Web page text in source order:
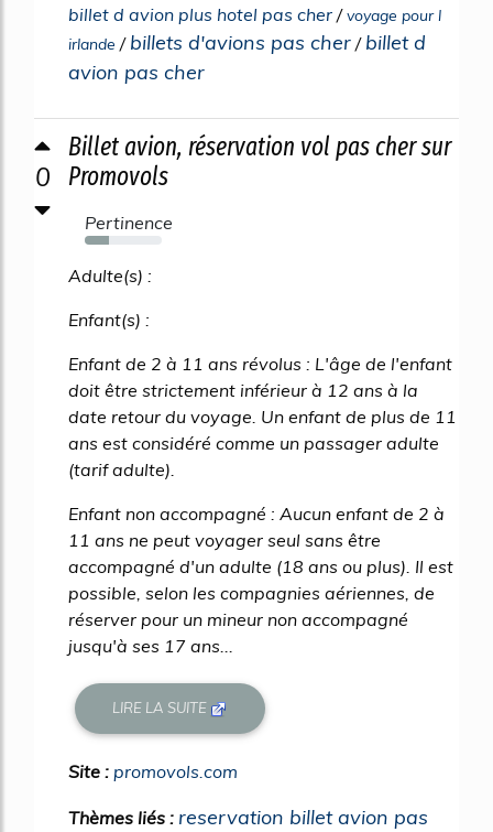
billet d avion plus hotel pas cher /voyage pour l
irlande / billets d'avions pas cher / billet d
avion pas cher
0
Billet avion, réservation vol pas cher sur
Promovols
Pertinence
32%
Adulte(s) :
Enfant(s) :
Enfant de 2 à 11 ans révolus : L'âge de l'enfant
doit être strictement inférieur à 12 ans à la
date retour du voyage. Un enfant de plus de 11
ans est considéré comme un passager adulte
(tarif adulte).
Enfant non accompagné : Aucun enfant de 2 à
11 ans ne peut voyager seul sans être
accompagné d'un adulte (18 ans ou plus). Il est
possible, selon les compagnies aériennes, de
réserver pour un mineur non accompagné
jusqu'à ses 17 ans...
LIRE LA SUITE
Site : promovols.com
Thèmes liés : reservation billet avion pas